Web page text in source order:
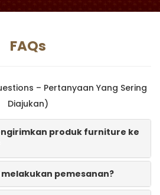
FAQs
– Pertanyaan Yang Sering
Diajukan)
produk furniture ke
pemesanan?